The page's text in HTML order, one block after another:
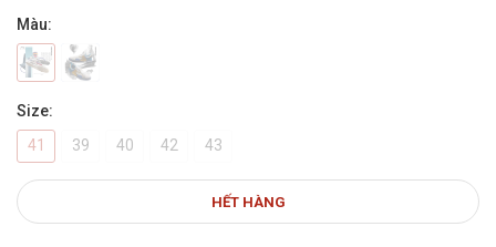
Màu:
Size:
41
39 40 42 43
HẾT HÀNG